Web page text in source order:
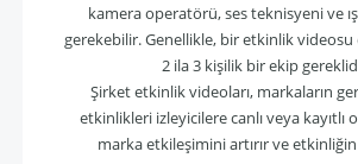
kamera operatörü, ses teknisyeni ve
gerekebilir. Genellikle, bir etkinlik videosu
2 ila 3 kişilik bir ekip
Şirket etkinlik videoları, markaların
etkinlikleri izleyicilere canlı veya kayıtlı
marka etkileşimini artırır ve etkinliğin